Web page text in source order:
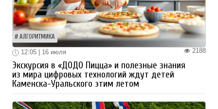
АЛГОРИТМИКА
2188
12:05 | 16 июля
Экскурсия в «ДОДО Пицца» и полезные знания
из мира цифровых технологий ждут детей
Каменска-Уральского этим летом